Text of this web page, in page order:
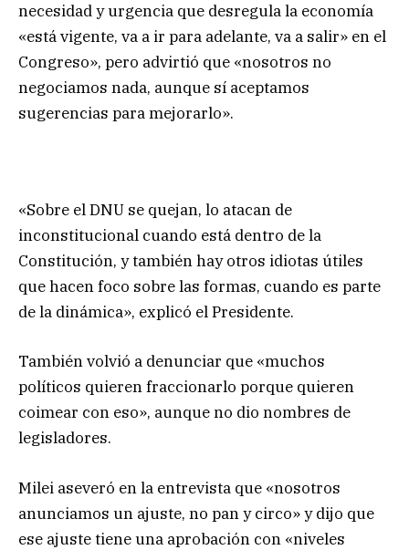
necesidad y urgencia que desregula la economía
«está vigente, va a ir para adelante, va a salir» en el
Congreso», pero advirtió que «nosotros no
negociamos nada, aunque sí aceptamos
sugerencias para mejorarlo».
«Sobre el DNU se quejan, lo atacan de
inconstitucional cuando está dentro de la
Constitución, y también hay otros idiotas útiles
que hacen foco sobre las formas, cuando es parte
de la dinámica», explicó el Presidente.
También volvió a denunciar que «muchos
políticos quieren fraccionarlo porque quieren
coimear con eso», aunque no dio nombres de
legisladores.
Milei aseveró en la entrevista que «nosotros
anunciamos un ajuste, no pan y circo» y dijo que
ese ajuste tiene una aprobación con «niveles